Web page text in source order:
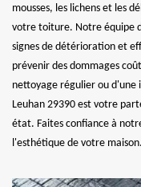
mousses, les lichens et les
votre toiture. Notre équipe
signes de détérioration et
prévenir des dommages
nettoyage régulier ou d'une
Leuhan 29390 est votre
état. Faites confiance à
l'esthétique de votre maison.